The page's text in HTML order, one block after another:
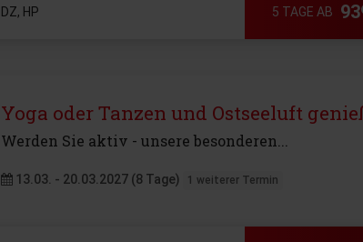
5 TAGE AB
DZ, HP
Yoga oder Tanzen und Ostseeluft
Werden Sie aktiv - unsere besonderen...
13.03. - 20.03.2027 (8 Tage) 1 weiterer Termin